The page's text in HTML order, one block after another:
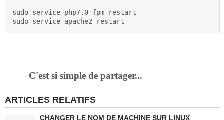
sudo service php7.0-fpm restart
sudo service apache2 restart
C'est si simple de partager...
ARTICLES RELATIFS
CHANGER LE NOM DE MACHINE SUR LINUX